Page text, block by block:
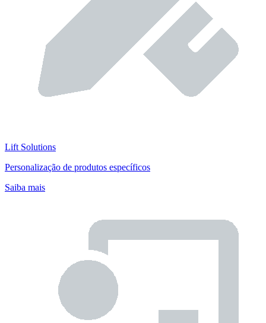
Lift Solutions
Personalização de produtos específicos
Saiba mais